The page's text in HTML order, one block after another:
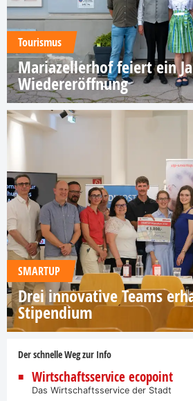
Tourismus
Mariazellerhof feiert ein
Wiedereröffnung
SMARTUP
Drei innovative Teams
Stipendium
Der schnelle Weg zur Info
Wirtschaftsservice ecopoint
Das Wirtschaftsservice der Stadt